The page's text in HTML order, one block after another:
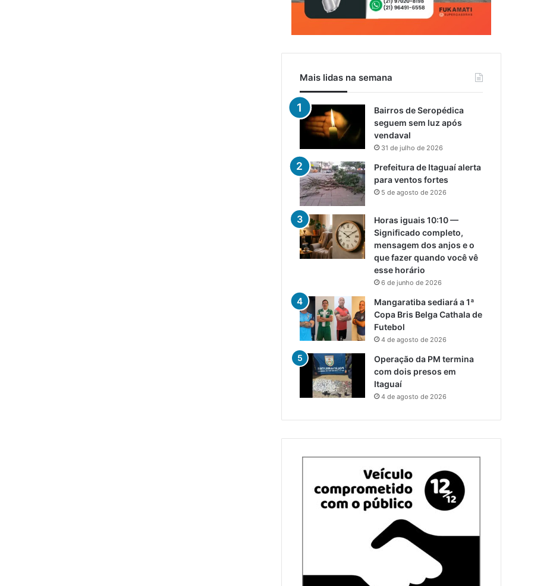
Mais lidas na semana
Bairros de Seropédica
seguem sem luz após
vendaval
31 de julho de 2026
Prefeitura de Itaguaí alerta
para ventos fortes
5 de agosto de 2026
Horas iguais 10:10 —
Significado completo,
mensagem dos anjos e o
que fazer quando você vê
esse horário
6 de junho de 2026
Mangaratiba sediará a 1ª
Copa Bris Belga Cathala de
Futebol
4 de agosto de 2026
Operação da PM termina
com dois presos em
Itaguaí
4 de agosto de 2026